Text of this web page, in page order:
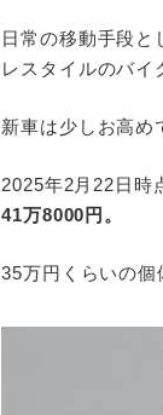
日常の移動手段と
レスタイルのバイ
新車は少しお高め
2025年2月22日時
41万8000円。
35万円くらいの個